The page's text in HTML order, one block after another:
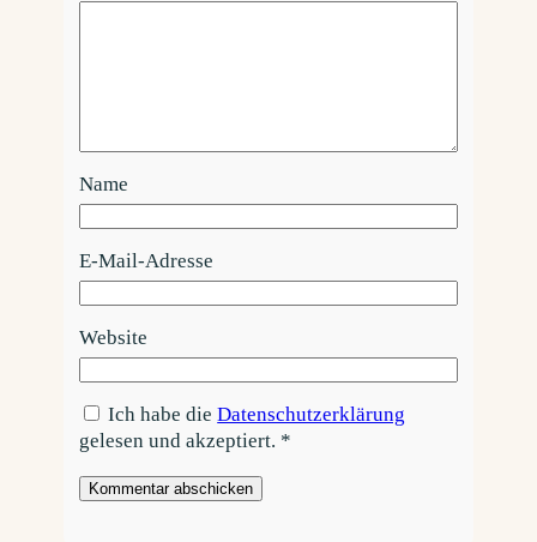
Name
E-Mail-Adresse
Website
Ich habe dieDatenschutzerklärung
gelesen und akzeptiert. *